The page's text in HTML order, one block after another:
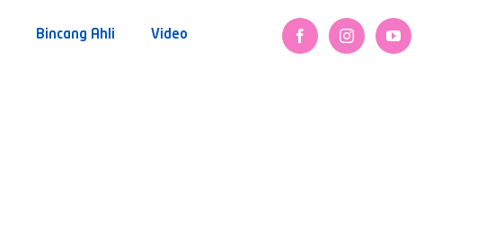
Bincang Ahli Video